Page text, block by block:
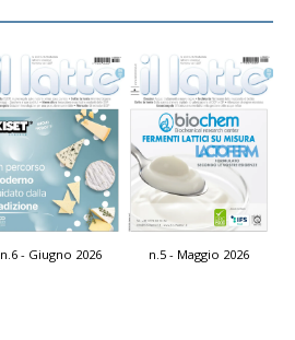
n.6 - Giugno 2026 n.5 - Maggio 2026